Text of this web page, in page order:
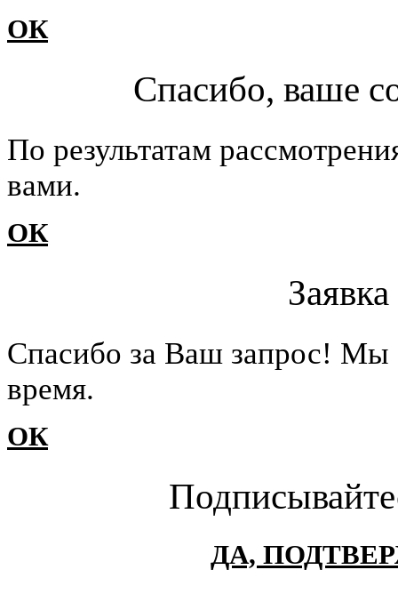
ОК
Спасибо, ваше
По результатам
вами.
ОК
Cпасибо за Ваш запрос!
время.
ОК
ДА,